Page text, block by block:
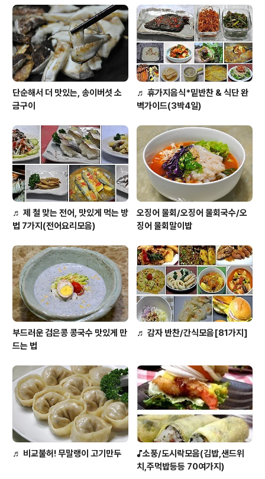
이를 만들어 보았어요. ◈ 상큼하고 달콤! 오이 배 깍두기
무침 ◈ [재료] 오이 2개(깉간- 볶은소금 3분의1숟가락),
배 1개, 멸치액젓 2숟가락반,고추가루 3분의2숟가락, 다
진마늘 2분의1숟가..
단순해서 더 맛있는, 송이버섯 소
금구이
♬ 휴가지음식*밑반찬 & 식단 완
벽가이드(3박4일)
♬ 제 철 맞는 전어, 맛있게 먹는 방
법 7가지(전어요리모음)
오징어 물회/오징어 물회국수/오
징어 물회말이밥
부드러운 검은콩 콩국수 맛있게 만
드는 법
♬ 감자 반찬/간식모음[81가지]
♬ 비교불허! 무말랭이 고기만두
♪소풍/도시락모음(김밥,샌드위
치,주먹밥등등 70여가지)